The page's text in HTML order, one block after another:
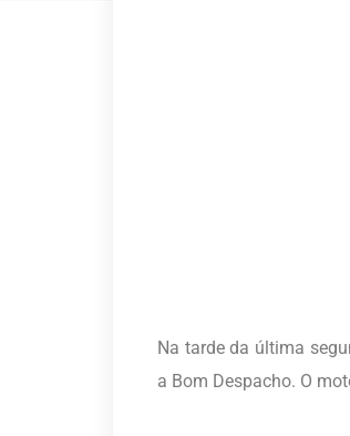
Na tarde da última
a Bom Despacho. O